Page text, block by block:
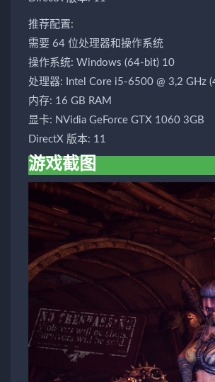
推荐配置:
需要 64 位处理器和操作系统
操作系统: Windows (64-bit) 10
处理器: Intel Core i5-6500 @ 3,2 GHz
内存: 16 GB RAM
显卡: NVidia GeForce GTX 1060 3GB
DirectX 版本: 11
游戏截图